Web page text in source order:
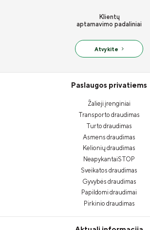
Klientų
aptarnavimo padaliniai
Atvykite
Paslaugos privatiems
Žalieji įrenginiai
Transporto draudimas
Turto draudimas
Asmens draudimas
Kelionių draudimas
NeapykantaiSTOP
Sveikatos draudimas
Gyvybės draudimas
Papildomi draudimai
Pirkinio draudimas